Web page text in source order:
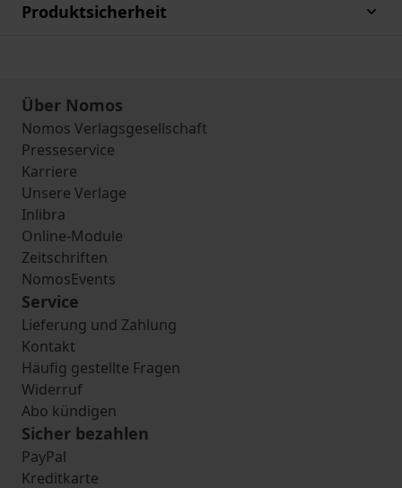
Produktsicherheit
Über Nomos
Nomos Verlagsgesellschaft
Presseservice
Karriere
Unsere Verlage
Inlibra
Online-Module
Zeitschriften
NomosEvents
Service
Lieferung und Zahlung
Kontakt
Häufig gestellte Fragen
Widerruf
Abo kündigen
Sicher bezahlen
PayPal
Kreditkarte